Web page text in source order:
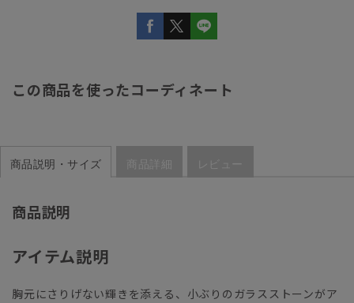
この商品を使ったコーディネート
商品説明・サイズ 商品詳細 レビュー
商品説明
アイテム説明
胸元にさりげない輝きを添える、小ぶりのガラスストーンがア